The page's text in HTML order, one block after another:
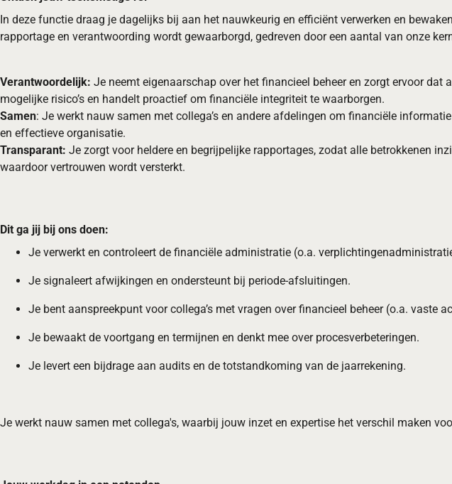
In deze functie draag je dagelijks bij aan het nauwkeurig en efficiënt verwerken en
rapportage en verantwoording wordt gewaarborgd, gedreven door een aantal van onze
Verantwoordelijk: Je neemt eigenaarschap over het financieel beheer en zorgt ervoor
mogelijke risico’s en handelt proactief om financiële integriteit te waarborgen.
Samen: Je werkt nauw samen met collega’s en andere afdelingen om financiële
en effectieve organisatie.
Transparant: Je zorgt voor heldere en begrijpelijke rapportages, zodat alle betrokkenen
waardoor vertrouwen wordt versterkt.
Dit ga jij bij ons doen:
Je verwerkt en controleert de financiële administratie (o.a.
Je signaleert afwijkingen en ondersteunt bij periode-afsluitingen.
Je bent aanspreekpunt voor collega’s met vragen over financieel beheer (o.a. vaste
Je bewaakt de voortgang en termijnen en denkt mee over procesverbeteringen.
Je levert een bijdrage aan audits en de totstandkoming van de jaarrekening.
Je werkt nauw samen met collega's, waarbij jouw inzet en expertise het verschil maken